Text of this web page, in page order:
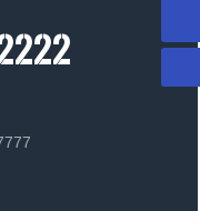
536-4972222